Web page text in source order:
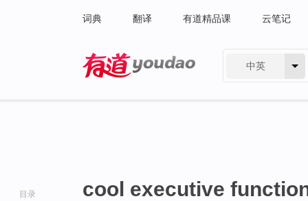
词典 翻译 有道精品课 云笔记
中英
目录 cool executive